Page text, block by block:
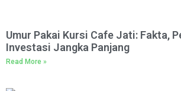
Umur Pakai Kursi Cafe Jati: Fakta,
Investasi Jangka Panjang
Read More »